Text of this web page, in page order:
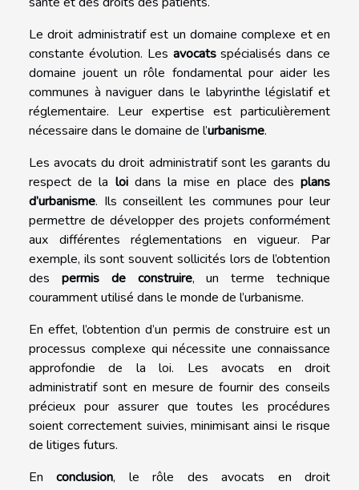
Le droit administratif est un domaine complexe et en
constante évolution. Les avocatsspécialisés dans ce
domaine jouent un rôle fondamental pour aider les
communes à naviguer dans le labyrinthe législatif et
réglementaire. Leur expertise est particulièrement
nécessaire dans le domaine de l’urbanisme.
Les avocats du droit administratif sont les garants du
respect de la loidans la mise en place desplans
d’urbanisme. Ils conseillent les communes pour leur
permettre de développer des projets conformément
aux différentes réglementations en vigueur. Par
exemple, ils sont souvent sollicités lors de l’obtention
des permis de construire, un terme technique
couramment utilisé dans le monde de l’urbanisme.
En effet, l’obtention d’un permis de construire est un
processus complexe qui nécessite une connaissance
approfondie de la loi. Les avocats en droit
administratif sont en mesure de fournir des conseils
précieux pour assurer que toutes les procédures
soient correctement suivies, minimisant ainsi le risque
de litiges futurs.
Enconclusion, le rôle des avocats en droit